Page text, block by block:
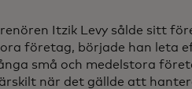
Itzik Levy sålde sitt
företag, började han leta
små och medelstora
när det gällde att